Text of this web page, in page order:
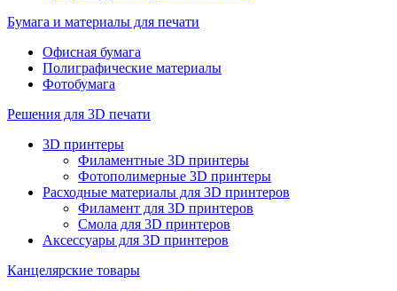
Бумага и материалы для печати
Офисная бумага
Полиграфические материалы
Фотобумага
Решения для 3D печати
3D принтеры
Филаментные 3D принтеры
Фотополимерные 3D принтеры
Расходные материалы для 3D принтеров
Филамент для 3D принтеров
Смола для 3D принтеров
Аксессуары для 3D принтеров
Канцелярские товары